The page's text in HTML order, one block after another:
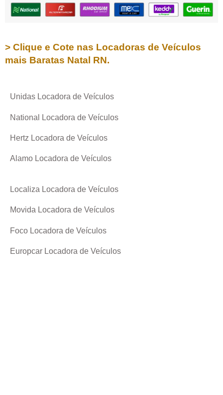
> Clique e Cote nas Locadoras de Veículos
mais Baratas Natal RN.
Unidas Locadora de Veículos
National Locadora de Veículos
Hertz Locadora de Veículos
Alamo Locadora de Veículos
Localiza Locadora de Veículos
Movida Locadora de Veículos
Foco Locadora de Veículos
Europcar Locadora de Veículos